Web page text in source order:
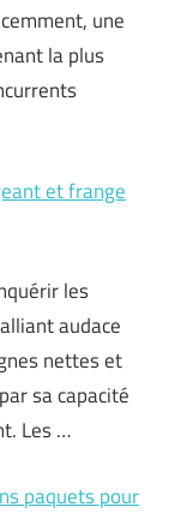
une
la plus
et frange
les
audace
nettes et
sa capacité
Les …
paquets pour